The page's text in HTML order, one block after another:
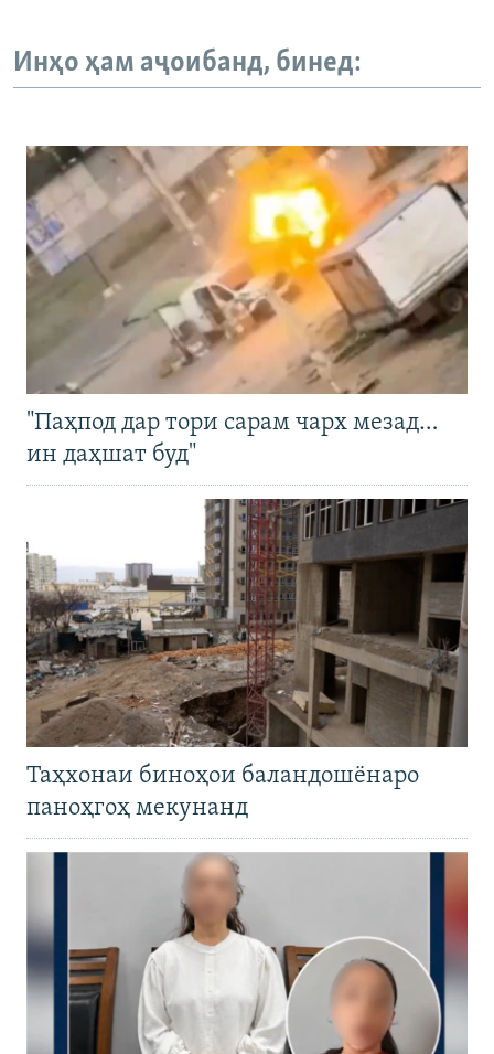
Инҳо ҳам аҷоибанд, бинед:
"Паҳпод дар тори сарам чарх мезад…
ин даҳшат буд"
Таҳхонаи биноҳои баландошёнаро
паноҳгоҳ мекунанд